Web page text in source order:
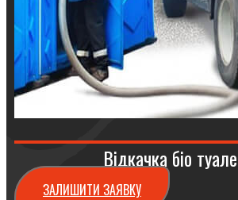
Відкачка біо
ЗАЛИШИТИ ЗАЯВКУ